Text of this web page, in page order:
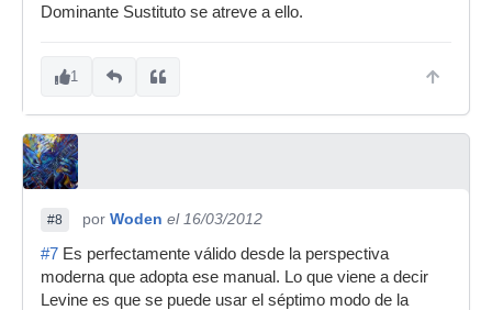
Dominante Sustituto se atreve a ello.
1
#8 por Woden el 16/03/2012
#7 Es perfectamente válido desde la perspectiva
moderna que adopta ese manual. Lo que viene a decir
Levine es que se puede usar el séptimo modo de la